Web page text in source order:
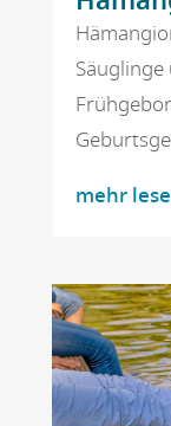
Säuglinge
mehr